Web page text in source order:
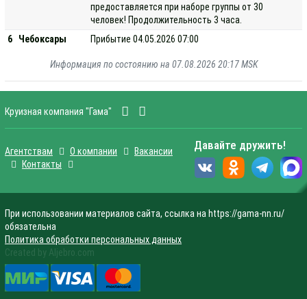
предоставляется при наборе группы от 30
человек! Продолжительность 3 часа.
6
Чебоксары Прибытие 04.05.2026 07:00
Информация по состоянию на 07.08.2026 20:17 MSK
Круизная компания "Гама"
Агентствам О компании
Вакансии
Контакты
Давайте дружить!
При использовании материалов сайта, ссылка на https://gama-nn.ru/
обязательна
Политика обработки персональных данных
Created by Aljebro.com